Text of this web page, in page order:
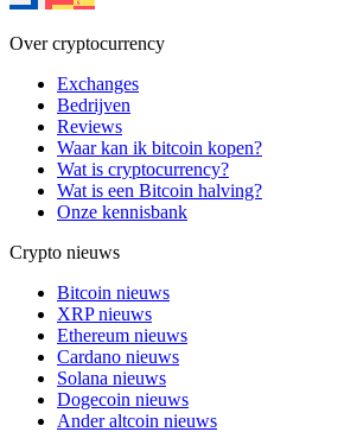
Over cryptocurrency
Exchanges
Bedrijven
Reviews
Waar kan ik bitcoin kopen?
Wat is cryptocurrency?
Wat is een Bitcoin halving?
Onze kennisbank
Crypto nieuws
Bitcoin nieuws
XRP nieuws
Ethereum nieuws
Cardano nieuws
Solana nieuws
Dogecoin nieuws
Ander altcoin nieuws